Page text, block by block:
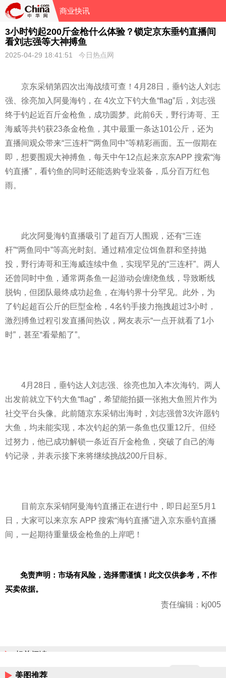
商业快讯
3小时钓起200斤金枪什么体验？锁定京东垂钓直播间
看刘志强等大神搏鱼
2025-04-29 18:41:51 今日热点网
京东采销第四次出海战绩可查！4月28日，垂钓达人刘志
强、徐亮加入阿曼海钓，在 4次立下钓大鱼“flag”后，刘志强
终于钓起近百斤金枪鱼，成功圆梦。此前6天，野行涛哥、王
海威等共钓获23条金枪鱼，其中最重一条达101公斤，还为
直播间观众带来“三连杆”“两鱼同中”等精彩画面。五一假期在
即，想要围观大神搏鱼，每天中午12点起来京东APP 搜索“海
钓直播”，看钓鱼的同时还能选购专业装备，瓜分百万红包
雨。
此次阿曼海钓直播吸引了超百万人围观，还有“三连
杆”“两鱼同中”等高光时刻。通过精准定位饵鱼群和坚持抛
投，野行涛哥和王海威连续中鱼，实现罕见的“三连杆”。两人
还曾同时中鱼，通常两条鱼一起游动会缠绕鱼线，导致断线
脱钩，但团队最终成功起鱼，在海钓界十分罕见。此外，为
了钓起超百公斤的巨型金枪，4名钓手接力拖拽超过3小时，
激烈搏鱼过程引发直播间热议，网友表示“一点开就看了1小
时”，甚至“看晕船了”。
4月28日，垂钓达人刘志强、徐亮也加入本次海钓。两人
出发前就立下钓大鱼“flag”，希望能拍摄一张抱大鱼照片作为
社交平台头像。此前随京东采销出海时，刘志强曾3次许愿钓
大鱼，均未能实现，本次钓起的第一条鱼也仅重12斤。但经
过努力，他已成功解锁一条近百斤金枪鱼，突破了自己的海
钓记录，并表示接下来将继续挑战200斤目标。
目前京东采销阿曼海钓直播正在进行中，即日起至5月1
日，大家可以来京东 APP 搜索“海钓直播”进入京东垂钓直播
间，一起期待重量级金枪鱼的上岸吧！
免责声明：市场有风险，选择需谨慎！此文仅供参考，不作
买卖依据。
责任编辑：kj005
相关阅读
美图推荐